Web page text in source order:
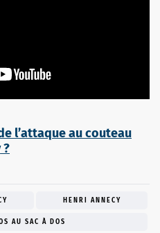
l’attaque au couteau
?
HENRI ANNECY
AU SAC À DOS